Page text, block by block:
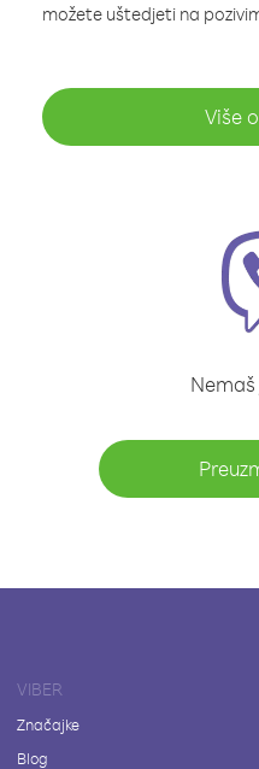
možete uštedjeti na
Više
VIBER
Značajke
Blog